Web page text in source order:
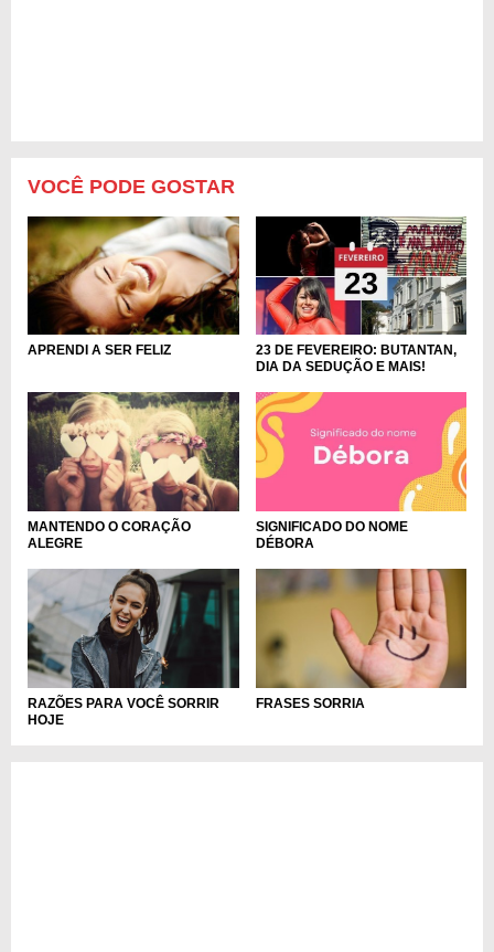
VOCÊ PODE GOSTAR
APRENDI A SER FELIZ
23 DE FEVEREIRO: BUTANTAN,
DIA DA SEDUÇÃO E MAIS!
MANTENDO O CORAÇÃO
ALEGRE
SIGNIFICADO DO NOME
DÉBORA
RAZÕES PARA VOCÊ SORRIR
HOJE
FRASES SORRIA